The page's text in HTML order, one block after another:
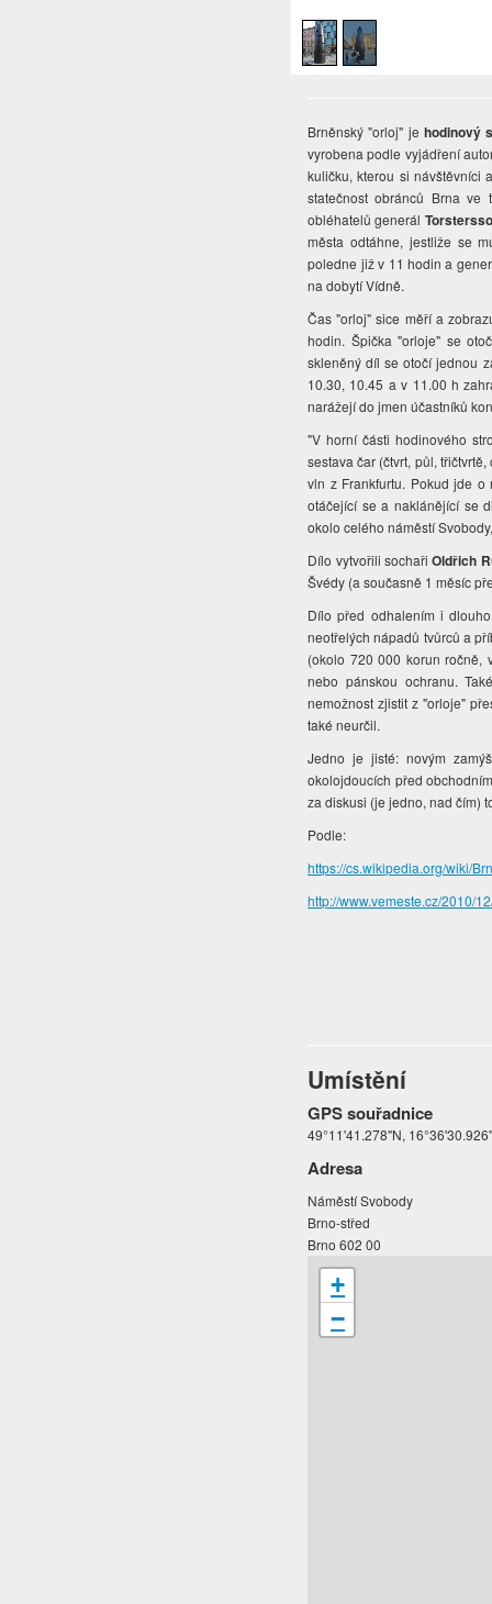
Brněnský "orloj" jehodinový
vyrobena podle vyjádření
kuličku, kterou si návštěvníci
statečnost obránců Brna ve
obléhatelů generál
města odtáhne, jestliže se
poledne již v 11 hodin a
na dobytí Vídně.
Čas "orloj" sice měří a
hodin. Špička "orloje" se
skleněný díl se otočí jednou
10.30, 10.45 a v 11.00 h
narážejí do jmen účastníků
"V horní části hodinového
sestava čar (čtvrt, půl,
vln z Frankfurtu. Pokud jde
otáčející se a naklánějící se
okolo celého náměstí
Dílo vytvořili sochařiOldřich
Švédy (a současně 1 měsíc
Dílo před odhalením i
neotřelých nápadů tvůrců a
(okolo 720 000 korun ročně,
nebo pánskou ochranu.
nemožnost zjistit z "orloje"
také neurčil.
Jedno je jisté: novým
okolojdoucích před
za diskusi (je jedno, nad čím)
Podle:
https://cs.wikipedia.org/wiki/
http://www.vemeste.cz/2010/
Umístění
GPS souřadnice
49°11'41.278"N,
Adresa
Náměstí Svobody
Brno-střed
Brno 602 00
+
−